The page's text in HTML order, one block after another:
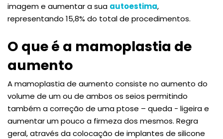
imagem e aumentar a sua autoestima,
representando 15,8% do total de procedimentos.
O que é a mamoplastia de
aumento
A mamoplastia de aumento consiste no aumento do
volume de um ou de ambos os seios permitindo
também a correção de uma ptose – queda - ligeira e
aumentar um pouco a firmeza dos mesmos. Regra
geral, através da colocação de implantes de silicone